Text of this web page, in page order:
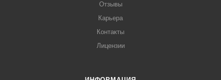
Отзывы
Карьера
Контакты
Лицензии